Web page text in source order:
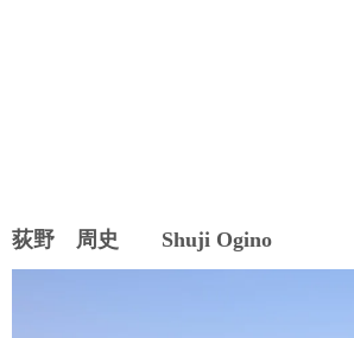
荻野 周史 Shuji Ogino